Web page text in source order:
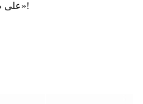
على صدرك، وفي صدرك.. «ديارك»!